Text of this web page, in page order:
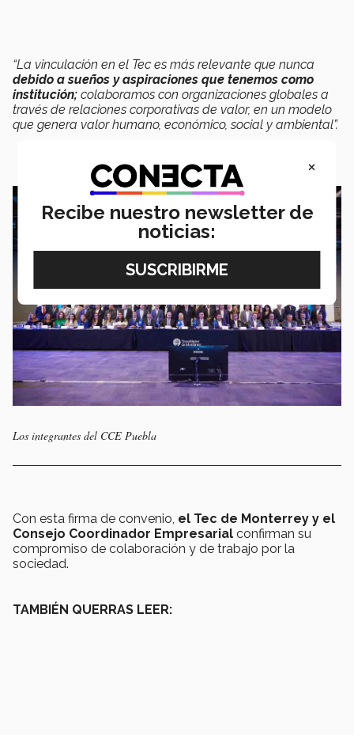
“La vinculación en el Tec es más relevante que nunca
debido a sueños y aspiraciones que tenemos como
institución; colaboramos con organizaciones globales a
través de relaciones corporativas de valor, en un modelo
que genera valor humano, económico, social y ambiental”.
Los integrantes del CCE Puebla
Con esta firma de convenio, el Tec de Monterrey y el
Consejo Coordinador Empresarial confirman su
compromiso de colaboración y de trabajo por la
sociedad.
TAMBIÉN QUERRAS LEER:
×
Recibe nuestro newsletter de
noticias: